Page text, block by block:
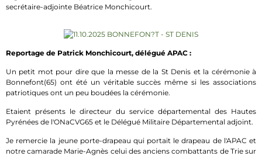
secrétaire-adjointe Béatrice Monchicourt.
Reportage de Patrick Monchicourt, délégué APAC :
Un petit mot pour dire que la messe de la St Denis et la cérémonie à
Bonnefont(65) ont été un véritable succès même si les associations
patriotiques ont un peu boudées la cérémonie.
Etaient présents le directeur du service départemental des Hautes
Pyrénées de l'ONaCVG65 et le Délégué Militaire Départemental adjoint.
Je remercie la jeune porte-drapeau qui portait le drapeau de l'APAC et
notre camarade Marie-Agnès celui des anciens combattants de Trie sur